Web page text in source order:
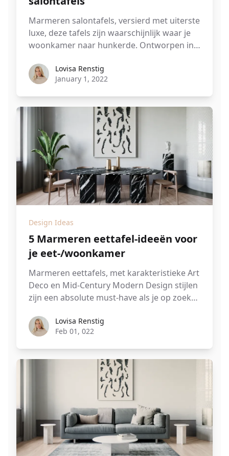
Marmeren salontafels, versierd met uiterste
luxe, deze tafels zijn waarschijnlijk waar je
woonkamer naar hunkerde. Ontworpen in
cirkel met zachte randen tot simplistische
vierkanten en rechthoeken, vult het marmer
de verfijning goed aan en gaat het hand in
hand met elegantie.
Lovisa Renstig
Lovisa Renstig
January 1, 2022
Design Ideas
5 Marmeren eettafel-ideeën voor
je eet-/woonkamer
Marmeren eettafels, met karakteristieke Art
Deco en Mid-Century Modern Design stijlen
zijn een absolute must-have als je op zoek
Lovisa Renstig
Lovisa Renstig
Feb 01, 022